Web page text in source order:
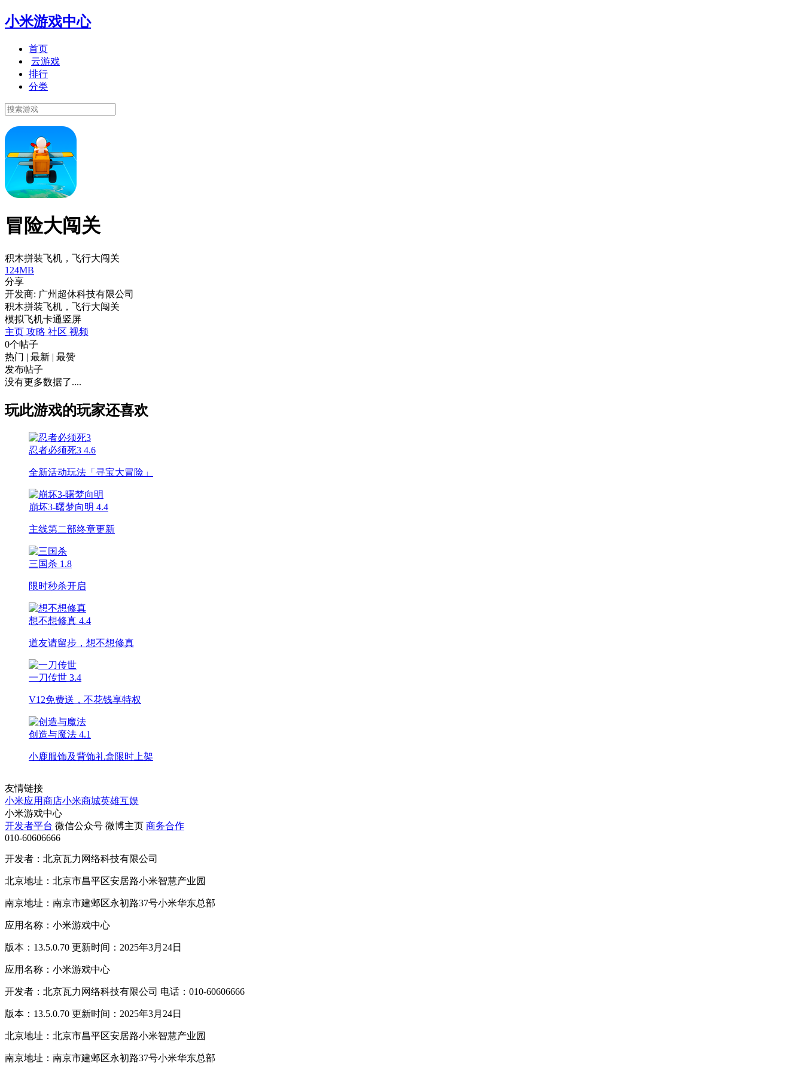
小米游戏中心
首页
云游戏
排行
分类
冒险大闯关
积木拼装飞机，飞行大闯关
124MB
分享
开发商: 广州超休科技有限公司
积木拼装飞机，飞行大闯关
模拟飞机卡通竖屏
主页 攻略 社区 视频
0个帖子
热门 | 最新 | 最赞
发布帖子
没有更多数据了....
玩此游戏的玩家还喜欢
忍者必须死3 4.6
全新活动玩法「寻宝大冒险」
崩坏3-曙梦向明 4.4
主线第二部终章更新
三国杀 1.8
限时秒杀开启
想不想修真 4.4
道友请留步，想不想修真
一刀传世 3.4
V12免费送，不花钱享特权
创造与魔法 4.1
小鹿服饰及背饰礼盒限时上架
友情链接
小米应用商店小米商城英雄互娱
小米游戏中心
开发者平台 微信公众号 微博主页 商务合作
010-60606666
开发者：北京瓦力网络科技有限公司
北京地址：北京市昌平区安居路小米智慧产业园
南京地址：南京市建邺区永初路37号小米华东总部
应用名称：小米游戏中心
版本：13.5.0.70 更新时间：2025年3月24日
应用名称：小米游戏中心
开发者：北京瓦力网络科技有限公司 电话：010-60606666
版本：13.5.0.70 更新时间：2025年3月24日
北京地址：北京市昌平区安居路小米智慧产业园
南京地址：南京市建邺区永初路37号小米华东总部